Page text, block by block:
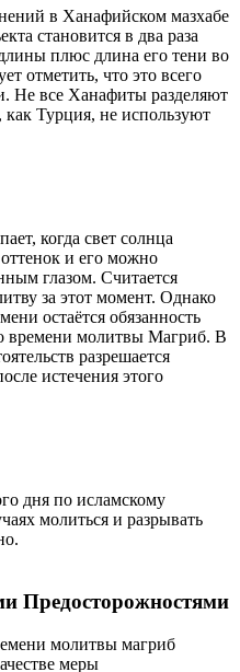
в Ханафийском мазхабе
становится в два раза
плюс длина его тени во
отметить, что это всего
Не все Ханафиты разделяют
Турция, не используют
когда свет солнца
и его можно
глазом. Считается
за этот момент. Однако
остаётся обязанность
времени молитвы Магриб. В
разрешается
истечения этого
дня по исламскому
молиться и разрывать
Предосторожностями
молитвы магриб
меры